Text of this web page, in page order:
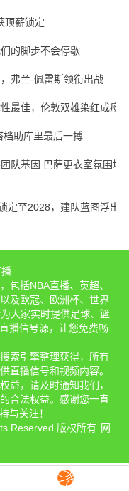
顶薪锁定
的脚步不会停歇
弗兰-佩雷斯领衔出战
最佳，伦敦双雄染红成瘾
助库里最后一搏
队基因 巴萨更衣室氛围堪
定至2028，建队蓝图浮出水
包括NBA直播、英超、
及欧冠、欧洲杯、世界
大家实时提供足球、篮
播信号源，让您免费畅
索引擎整理获得，所有
直播信号和视频内容。
益，请及时通知我们，
合法权益。感谢您一直
与关注！
Reserved 版权所有 网